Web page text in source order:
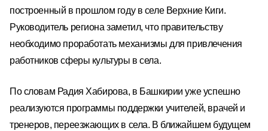
построенный в прошлом году в селе Верхние Киги.
Руководитель региона заметил, что правительству
необходимо проработать механизмы для привлечения
работников сферы культуры в села.
По словам Радия Хабирова, в Башкирии уже успешно
реализуются программы поддержки учителей, врачей и
тренеров, переезжающих в села. В ближайшем будущем